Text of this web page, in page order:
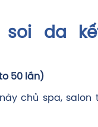
soi da
50 lần)
chủ spa, salon